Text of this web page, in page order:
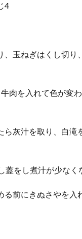
4
玉ねぎはくし切り
を入れて色が変
汁を取り、白滝
をし煮汁が少なく
前にきぬさやを入